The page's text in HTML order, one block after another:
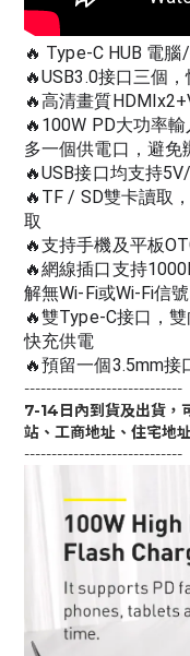
🔥 Type-C HUB 電
🔥USB3.0接口三個
🔥高清畫質
🔥100W PD大功率
多一個供電口，避免
🔥USB接口均支持
🔥TF / SD雙卡讀取
取
🔥支持手機及平板
🔥網線插口支持
解無Wi-Fi或Wi-Fi信
🔥雙Type-C接口，
快充供電
🔥預留一個3.5mm
-----------------------------
7-14日內到貨及出貨，
站、工商地址、住宅地
-----------------------------